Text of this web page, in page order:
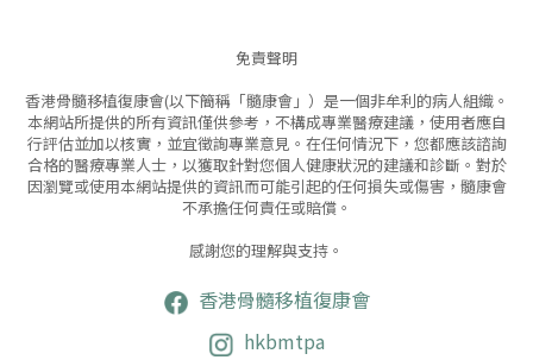
免責聲明
香港骨髓移植復康會(以下簡稱「髓康會」）是一個非牟利的病人組織。
本網站所提供的所有資訊僅供參考，不構成專業醫療建議，使用者應自
行評估並加以核實，並宜徵詢專業意見。 在任何情況下，您都應該諮詢
合格的醫療專業人士，以獲取針對您個人健康狀況的建議和診斷。對於
因瀏覽或使用本網站提供的資訊而可能引起的任何損失或傷害，髓康會
不承擔任何責任或賠償。
感謝您的理解與支持。
香港骨髓移植復康會
hkbmtpa